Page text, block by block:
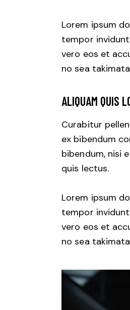
Lorem ipsum
tempor
vero eos et
no sea
ALIQUAM QUIS
Curabitur
ex bibendum
bibendum, nisi
quis lectus.
Lorem ipsum
tempor
vero eos et
no sea